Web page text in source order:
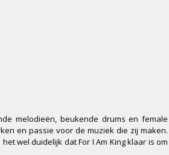
melodieën, beukende drums en female
en passie voor de muziek die zij maken.
wel duidelijk dat For I Am King klaar is om